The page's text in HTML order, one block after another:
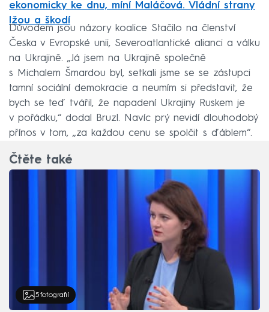
ekonomicky ke dnu, míní Maláčová. Vládní strany
lžou a škodí
Důvodem jsou názory koalice Stačilo na členství
Česka v Evropské unii, Severoatlantické alianci a válku
na Ukrajině. „Já jsem na Ukrajině společně
s Michalem Šmardou byl, setkali jsme se se zástupci
tamní sociální demokracie a neumím si představit, že
bych se teď tvářil, že napadení Ukrajiny Ruskem je
v pořádku,“ dodal Bruzl. Navíc prý nevidí dlouhodobý
přínos v tom, „za každou cenu se spolčit s ďáblem“.
Čtěte také
5 fotografií